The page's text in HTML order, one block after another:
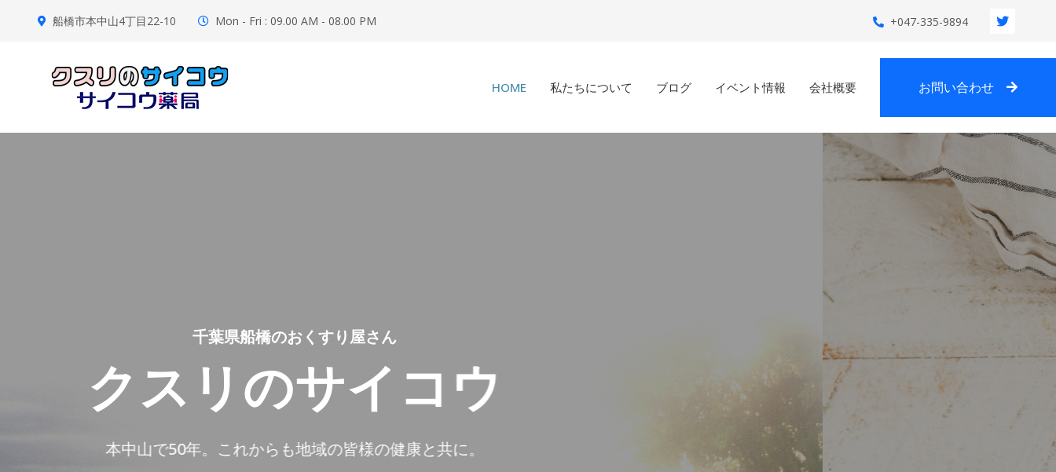
船橋市本中山4丁目22-10 Mon - Fri : 09.00 AM - 08.00 PM +047-335-9894
HOME 私たちについて ブログ イベント情報 会社概要 お問い合わせ
クスリのサイコウ
何となく体が重い・だるい。未病といわれる症状もご相談ください。漢方の処方
で改善のお手伝いをいたします。